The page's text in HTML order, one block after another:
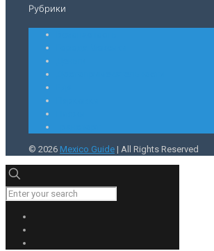
Рубрики
© 2026 Mexico Guide | All Rights Reserved